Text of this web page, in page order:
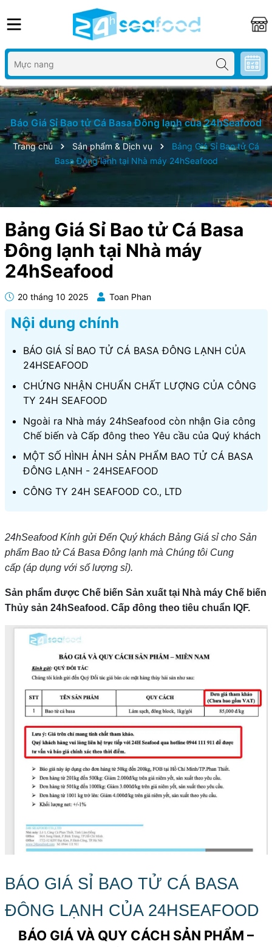
Báo Giá Sỉ Bao tử Cá Basa Đông lạnh của 24hSeafood
Trang chủ Sản phẩm & Dịch vụ
Bảng Giá Sỉ Bao tử Cá
Basa Đông lạnh tại Nhà máy 24hSeafood
Bảng Giá Sỉ Bao tử Cá Basa
Đông lạnh tại Nhà máy
24hSeafood
20 tháng 10 2025 Toan Phan
Nội dung chính
BÁO GIÁ SỈ BAO TỬ CÁ BASA ĐÔNG LẠNH CỦA
24HSEAFOOD
CHỨNG NHẬN CHUẨN CHẤT LƯỢNG CỦA CÔNG
TY 24H SEAFOOD
Ngoài ra Nhà máy 24hSeafood còn nhận Gia công
Chế biến và Cấp đông theo Yêu cầu của Quý khách
MỘT SỐ HÌNH ẢNH SẢN PHẨM BAO TỬ CÁ BASA
ĐÔNG LẠNH - 24HSEAFOOD
CÔNG TY 24H SEAFOOD CO., LTD
24hSeafood Kính gửi Đến Quý khách Bảng Giá sỉ cho Sản
phẩm Bao tử Cá Basa Đông lạnh mà Chúng tôi Cung
cấp (áp dụng với số lượng sỉ).
Sản phẩm được Chế biến Sản xuất tại Nhà máy Chế biến
Thủy sản 24hSeafood. Cấp đông theo tiêu chuẩn IQF.
BÁO GIÁ SỈ BAO TỬ CÁ BASA
ĐÔNG LẠNH CỦA 24HSEAFOOD
BÁO GIÁ VÀ QUY CÁCH SẢN PHẨM –